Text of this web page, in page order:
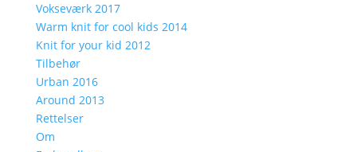
Vokseværk 2017
Warm knit for cool kids 2014
Knit for your kid 2012
Tilbehør
Urban 2016
Around 2013
Rettelser
Om